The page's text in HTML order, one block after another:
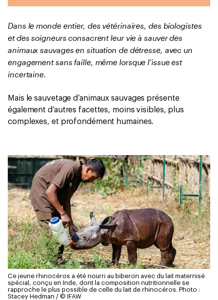
Dans le monde entier, des vétérinaires, des biologistes
et des soigneurs consacrent leur vie à sauver des
animaux sauvages en situation de détresse, avec un
engagement sans faille, même lorsque l’issue est
incertaine.
Mais le sauvetage d’animaux sauvages présente
également d’autres facettes, moins visibles, plus
complexes, et profondément humaines.
Ce jeune rhinocéros a été nourri au biberon avec du lait maternisé
spécial, conçu en Inde, dont la composition nutritionnelle se
rapproche le plus possible de celle du lait de rhinocéros. Photo :
Stacey Hedman / © IFAW